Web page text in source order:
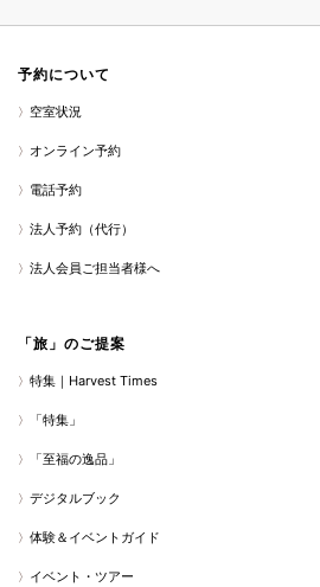
予約について
空室状況
オンライン予約
電話予約
法人予約（代行）
法人会員ご担当者様へ
「旅」のご提案
特集｜Harvest Times
「特集」
「至福の逸品」
デジタルブック
体験＆イベントガイド
イベント・ツアー